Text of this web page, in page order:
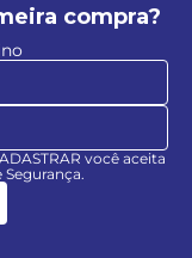
compra?
você aceita